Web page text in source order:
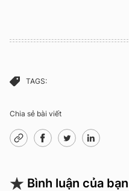
TAGS:
Chia sẻ bài viết
Bình luận của bạn